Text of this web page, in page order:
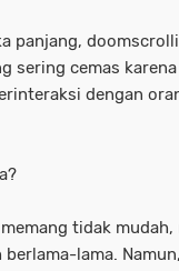
panjang,
sering cemas
dengan
tidak
lama.